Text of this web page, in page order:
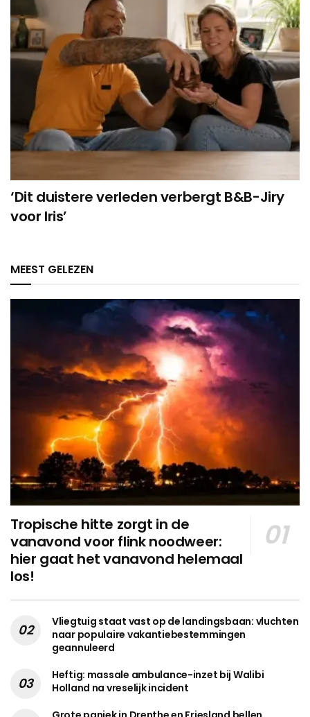
‘Dit duistere verleden verbergt B&B-Jiry
voor Iris’
MEEST GELEZEN
Tropische hitte zorgt in de
vanavond voor flink noodweer:
hier gaat het vanavond helemaal
los!
Vliegtuig staat vast op de landingsbaan: vluchten
naar populaire vakantiebestemmingen
geannuleerd
Heftig: massale ambulance-inzet bij Walibi
Holland na vreselijk incident